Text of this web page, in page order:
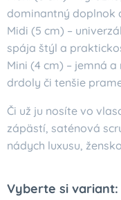
dominantný doplnok
Midi (5 cm) –
spája štýl a
Mini (4 cm) – jemná
drdoly či tenšie
Či už ju nosíte vo
zápästí, saténová
nádych luxusu,
Vyberte si variant: